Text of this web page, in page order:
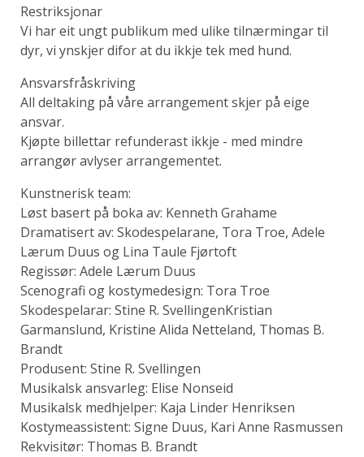
Restriksjonar
Vi har eit ungt publikum med ulike tilnærmingar til
dyr, vi ynskjer difor at du ikkje tek med hund.
Ansvarsfråskriving
All deltaking på våre arrangement skjer på eige
ansvar.
Kjøpte billettar refunderast ikkje - med mindre
arrangør avlyser arrangementet.
Kunstnerisk team:
Løst basert på boka av: Kenneth Grahame
Dramatisert av: Skodespelarane, Tora Troe, Adele
Lærum Duus og Lina Taule Fjørtoft
Regissør: Adele Lærum Duus
Scenografi og kostymedesign: Tora Troe
Skodespelarar: Stine R. SvellingenKristian
Garmanslund, Kristine Alida Netteland, Thomas B.
Brandt
Produsent: Stine R. Svellingen
Musikalsk ansvarleg: Elise Nonseid
Musikalsk medhjelper: Kaja Linder Henriksen
Kostymeassistent: Signe Duus, Kari Anne Rasmussen
Rekvisitør: Thomas B. Brandt